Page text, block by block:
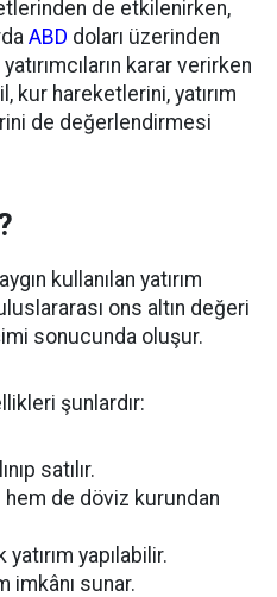
de etkilenirken,
ABD doları üzerinden
karar verirken
kur hareketlerini, yatırım
de değerlendirmesi
kullanılan yatırım
ons altın değeri
sonucunda oluşur.
şunlardır:
satılır.
hem de döviz kurundan
yapılabilir.
imkânı sunar.